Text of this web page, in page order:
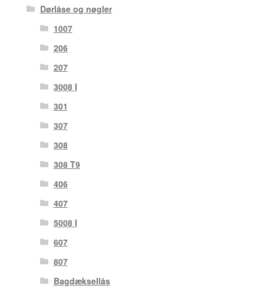
Dørlåse og nøgler
1007
206
207
3008 I
301
307
308
308 T9
406
407
5008 I
607
807
Bagdæksellås